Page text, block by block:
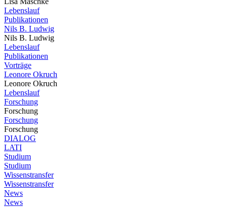
Lebenslauf
Publikationen
Nils B. Ludwig
Nils B. Ludwig
Lebenslauf
Publikationen
Vorträge
Leonore Okruch
Leonore Okruch
Lebenslauf
Forschung
Forschung
Forschung
Forschung
DIALOG
LATI
Studium
Studium
Wissenstransfer
Wissenstransfer
News
News